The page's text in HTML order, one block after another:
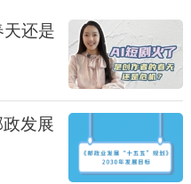
还是
政发展